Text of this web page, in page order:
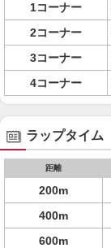
1コーナー
2コーナー
3コーナー
4コーナー
ラップタイム
距離
200m
400m
600m